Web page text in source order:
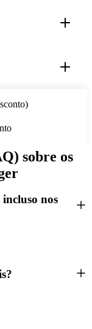
sobre os
nos